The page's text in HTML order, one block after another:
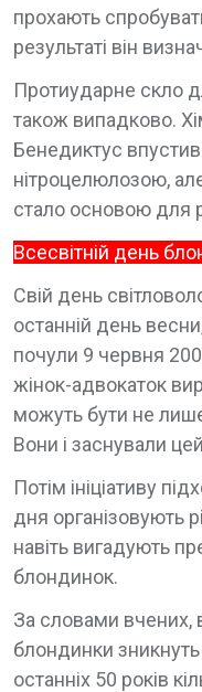
прохають
результаті він
Протиударне скло
також випадково.
Бенедиктус
нітроцелюлозою,
стало основою для
Всесвітній день
Свій день
останній день
почули 9 червня
жінок-адвокаток
можуть бути не
Вони і заснували
Потім ініціативу
дня організовують
навіть вигадують
блондинок.
За словами вчених,
блондинки
останніх 50 років